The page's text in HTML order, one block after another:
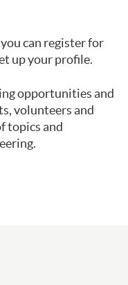
can register for
up your profile.
opportunities and
volunteers and
topics and